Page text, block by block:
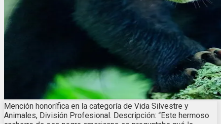
Mención honorífica en la categoría de Vida Silvestre y
Animales, División Profesional. Descripción: “Este hermoso